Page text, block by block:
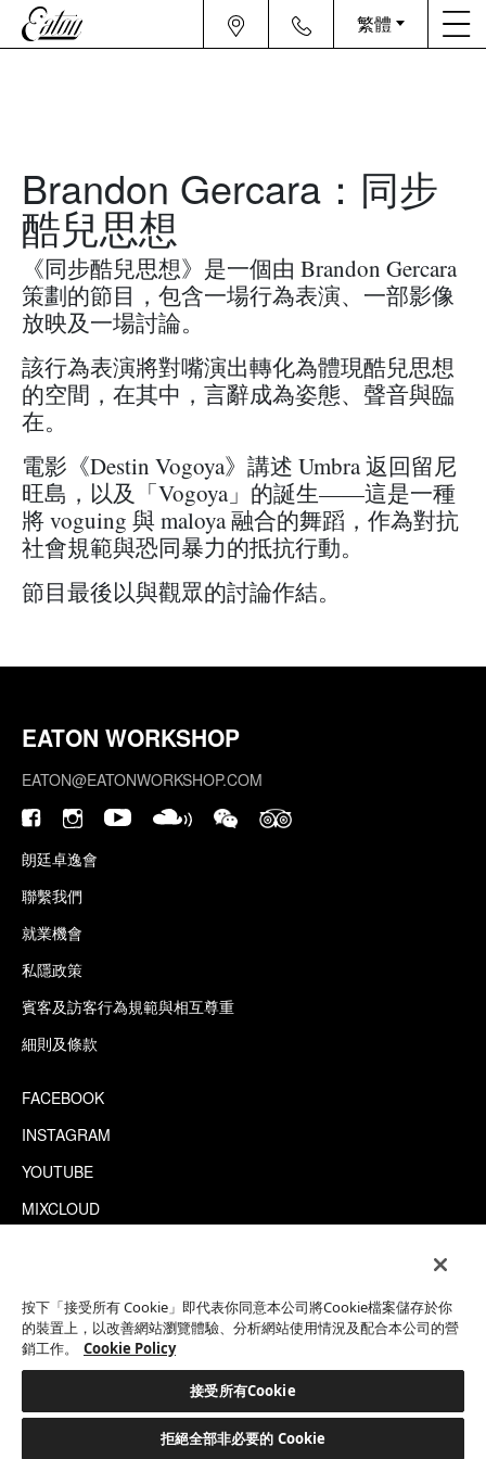
繁體
Brandon Gercara：同步
酷兒思想
《同步酷兒思想》是一個由 Brandon Gercara
策劃的節目，包含一場行為表演、一部影像
放映及一場討論。
該行為表演將對嘴演出轉化為體現酷兒思想
的空間，在其中，言辭成為姿態、聲音與臨
在。
電影《Destin Vogoya》講述 Umbra 返回留尼
旺島，以及「Vogoya」的誕生——這是一種
將 voguing 與 maloya 融合的舞蹈，作為對抗
社會規範與恐同暴力的抵抗行動。
節目最後以與觀眾的討論作結。
EATON WORKSHOP
EATON@EATONWORKSHOP.COM
朗廷卓逸會
聯繫我們
就業機會
私隱政策
賓客及訪客行為規範與相互尊重
細則及條款
FACEBOOK
INSTAGRAM
YOUTUBE
MIXCLOUD
This site is protected by reCAPTCHA.
©2026 EATON WORKSHOP 版權所有
按下「接受所有 Cookie」即代表你同意本公司將Cookie檔案儲存於你
的裝置上，以改善網站瀏覽體驗、分析網站使用情況及配合本公司的營
銷工作。
Cookie Policy
接受所有Cookie
拒絕全部非必要的 Cookie